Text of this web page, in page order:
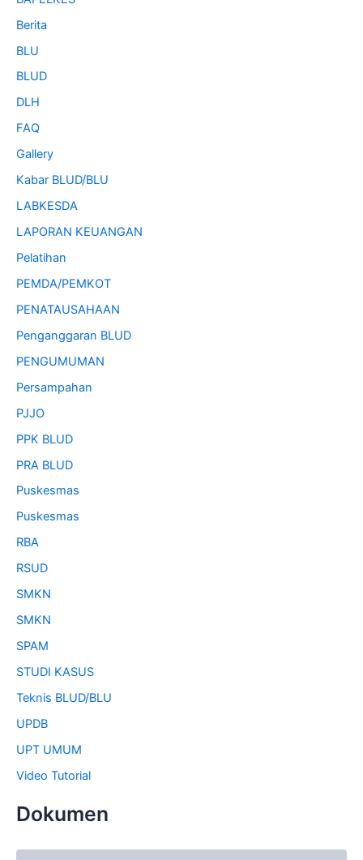
Berita
BLU
BLUD
DLH
FAQ
Gallery
Kabar BLUD/BLU
LABKESDA
LAPORAN KEUANGAN
Pelatihan
PEMDA/PEMKOT
PENATAUSAHAAN
Penganggaran BLUD
PENGUMUMAN
Persampahan
PJJO
PPK BLUD
PRA BLUD
Puskesmas
Puskesmas
RBA
RSUD
SMKN
SMKN
SPAM
STUDI KASUS
Teknis BLUD/BLU
UPDB
UPT UMUM
Video Tutorial
Dokumen